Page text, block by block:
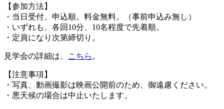
【参加方法】
・当日受付、申込順。料金無料。（事前申込み無し）
・いずれも、各回10分、10名程度で先着順。
・定員になり次第締切り。
見学会の詳細は、 こちら 。
【注意事項】
・写真、動画撮影は映画公開前のため、御遠慮ください。
・悪天候の場合は中止いたします。